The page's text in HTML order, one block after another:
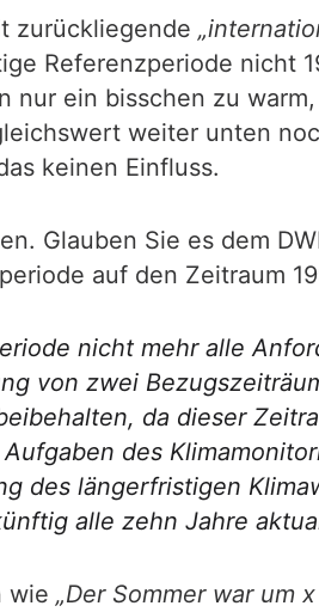
zurückliegende
Referenzperiode nicht
nur ein bisschen zu
weiter unten
keinen Einfluss.
Glauben Sie es dem
auf den Zeitraum
nicht mehr alle
von zwei
da dieser
des
des längerfristigen
alle zehn Jahre
wie „Der Sommer war um